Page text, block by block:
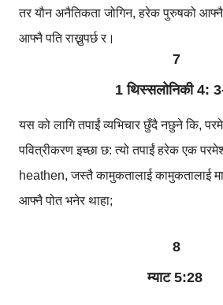
तर यौन अनैतिकता जोगिन, हरेक पुरुषको आफ्नै
आफ्नै पति राख्नुपर्छ र।
7
1 थिस्सलोनिकी 4:
यस को लागि तपाईं व्यभिचार छुँदै नछुने कि,
पवित्रीकरण इच्छा छ: त्यो तपाईं हरेक एक
heathen, जस्तै कामुकतालाई कामुकतालाई
आफ्नै पोत भनेर थाहा;
8
म्याट 5:28